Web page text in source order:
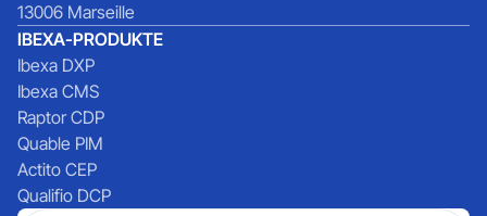
13006 Marseille
IBEXA-PRODUKTE
Ibexa DXP
Ibexa CMS
Raptor CDP
Quable PIM
Actito CEP
Qualifio DCP